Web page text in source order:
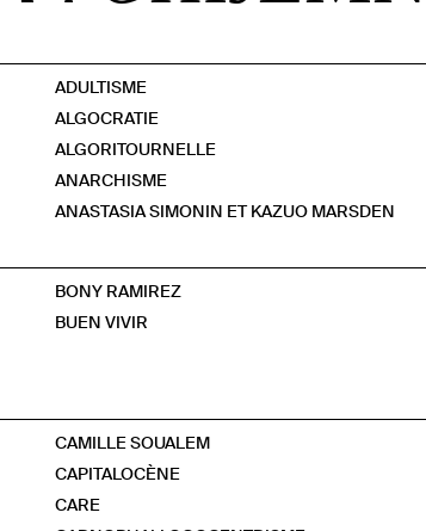
ADULTISME
ALGOCRATIE
ALGORITOURNELLE
ANARCHISME
ANASTASIA SIMONIN ET KAZUO MARSDEN
BONY RAMIREZ
BUEN VIVIR
CAMILLE SOUALEM
CAPITALOCÈNE
CARE